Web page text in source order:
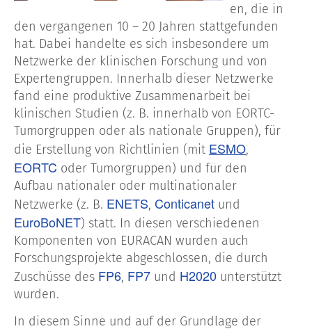
en, die in
den vergangenen 10 – 20 Jahren stattgefunden
hat. Dabei handelte es sich insbesondere um
Netzwerke der klinischen Forschung und von
Expertengruppen. Innerhalb dieser Netzwerke
fand eine produktive Zusammenarbeit bei
klinischen Studien (z. B. innerhalb von EORTC-
Tumorgruppen oder als nationale Gruppen), für
die Erstellung von Richtlinien (mit ESMO,
EORTC oder Tumorgruppen) und für den
Aufbau nationaler oder multinationaler
Netzwerke (z. B. ENETS, Conticanet und
EuroBoNET) statt. In diesen verschiedenen
Komponenten von EURACAN wurden auch
Forschungsprojekte abgeschlossen, die durch
Zuschüsse des FP6, FP7 und H2020 unterstützt
wurden.
In diesem Sinne und auf der Grundlage der